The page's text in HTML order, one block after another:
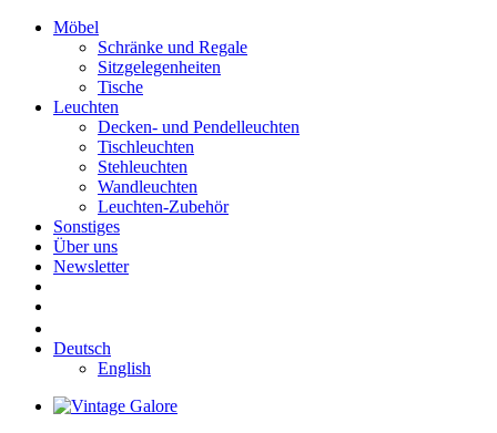
Möbel
Schränke und Regale
Sitzgelegenheiten
Tische
Leuchten
Decken- und Pendelleuchten
Tischleuchten
Stehleuchten
Wandleuchten
Leuchten-Zubehör
Sonstiges
Über uns
Newsletter
Deutsch
English